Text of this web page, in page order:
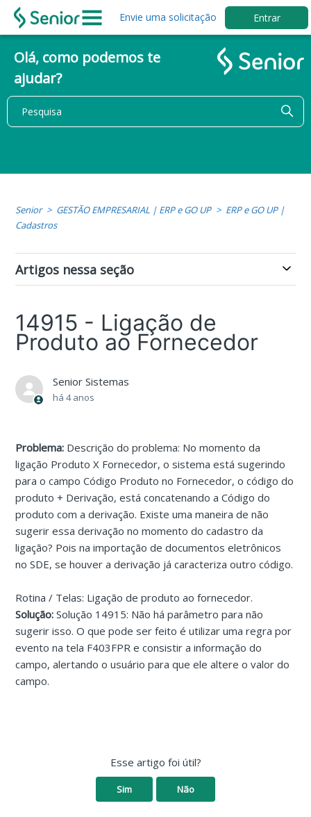
Envie uma solicitação Entrar
Olá, como podemos te
ajudar?
Senior GESTÃO EMPRESARIAL | ERP e GO UP
ERP e GO UP |
Cadastros
Artigos nessa seção
14915 - Ligação de
Produto ao Fornecedor
Senior Sistemas
há 4 anos
Problema: Descrição do problema: No momento da
ligação Produto X Fornecedor, o sistema está sugerindo
para o campo Código Produto no Fornecedor, o código do
produto + Derivação, está concatenando a Código do
produto com a derivação. Existe uma maneira de não
sugerir essa derivação no momento do cadastro da
ligação? Pois na importação de documentos eletrônicos
no SDE, se houver a derivação já caracteriza outro código.
Rotina / Telas: Ligação de produto ao fornecedor.
Solução:Solução 14915: Não há parâmetro para não
sugerir isso. O que pode ser feito é utilizar uma regra por
evento na tela F403FPR e consistir a informação do
campo, alertando o usuário para que ele altere o valor do
campo.
Esse artigo foi útil?
Sim Não